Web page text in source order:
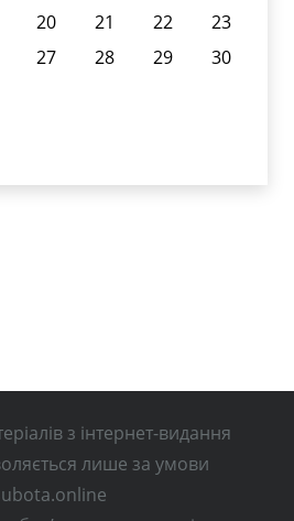
20 21 22
23
27 28 29
30
з інтернет-видання
лише за умови